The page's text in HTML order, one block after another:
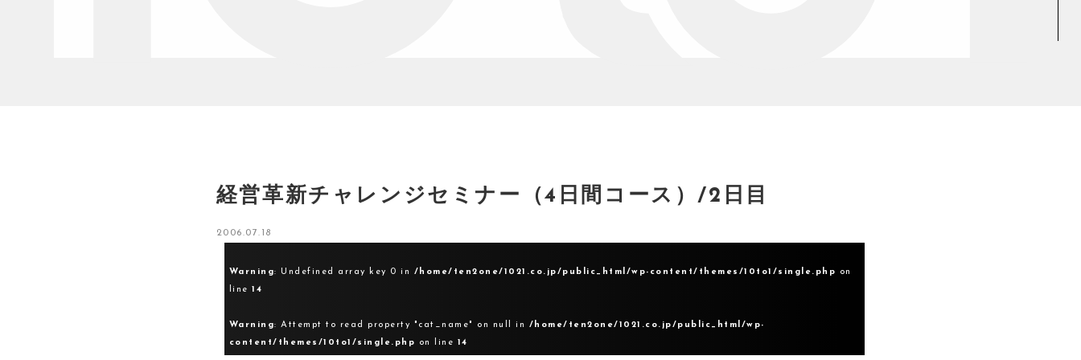
経営革新チャレンジセミナー（4日間コース）/2日目
2006.07.18
Warning: Undefined array key 0 in /home/ten2one/1021.co.jp/public_html/wp-content/themes/10to1/single.php
on
line14
Warning: Attempt to read property "cat_name" on null in /home/ten2one/1021.co.jp/public_html/wp-
content/themes/10to1/single.php
on line 14